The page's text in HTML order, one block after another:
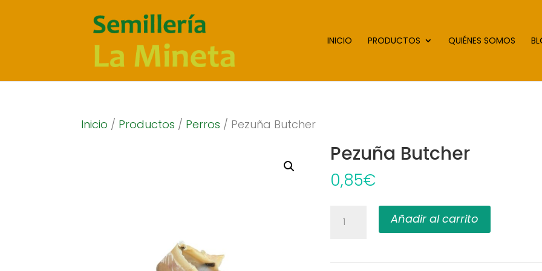
INICIO PRODUCTOS QUIÉNES SOMOS
Inicio / Productos / Perros / Pezuña Butcher
Pezuña Butcher
0,85€
Añadir al carrito